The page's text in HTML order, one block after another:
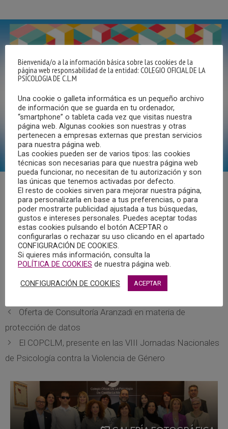
Ya se puede visualizar al completo la Conferencia
“Psicología e intrusismo” ofrecida por el Decano del
Colegio Oficial de Psicología de Andalucía Occidental, y
coordinador del Grupo de Trabajo para la Defensa de la
Profesión y Contra el Intrusismo Fernando García Sanz
con motivo de la inauguración del Plan de Formación
Psicología de Castilla-La Mancha.
Oferta de Consultoría Aranzadi en materia de
protección de datos
El COPCLM, presente en las VIII Jornadas Nacionales
de Psicología contra la Violencia de Género
Bienvenida/o a la información básica sobre las cookies de la
página web responsabilidad de la entidad: COLEGIO OFICIAL DE LA
PSICOLOGIA DE C.L.M
Una cookie o galleta informática es un pequeño archivo
de información que se guarda en tu ordenador,
“smartphone” o tableta cada vez que visitas nuestra
página web. Algunas cookies son nuestras y otras
pertenecen a empresas externas que prestan servicios
para nuestra página web.
Las cookies pueden ser de varios tipos: las cookies
técnicas son necesarias para que nuestra página web
pueda funcionar, no necesitan de tu autorización y son
las únicas que tenemos activadas por defecto.
El resto de cookies sirven para mejorar nuestra página,
para personalizarla en base a tus preferencias, o para
poder mostrarte publicidad ajustada a tus búsquedas,
gustos e intereses personales. Puedes aceptar todas
estas cookies pulsando el botón ACEPTAR o
configurarlas o rechazar su uso clicando en el apartado
CONFIGURACIÓN DE COOKIES.
Si quieres más información, consulta la
POLÍTICA DE COOKIES de nuestra página web.
CONFIGURACIÓN DE COOKIES ACEPTAR